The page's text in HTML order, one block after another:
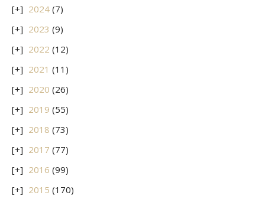
2024 (7)
2023 (9)
2022 (12)
2021 (11)
2020 (26)
2019 (55)
2018 (73)
2017 (77)
2016 (99)
2015 (170)